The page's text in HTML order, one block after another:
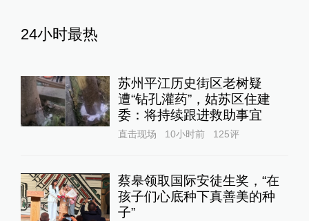
24小时最热
苏州平江历史街区老树疑
遭“钻孔灌药”，姑苏区住建
委：将持续跟进救助事宜
直击现场 10小时前 125评
蔡皋领取国际安徒生奖，“在
孩子们心底种下真善美的种
子”